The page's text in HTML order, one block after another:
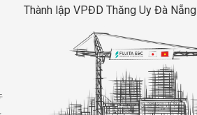
Thành lập VPĐD Thăng Uy Đà Nẵng